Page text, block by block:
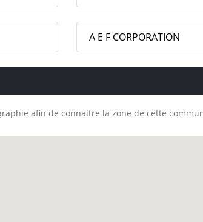
A E F CORPORATION
afin de connaitre la zone de cette